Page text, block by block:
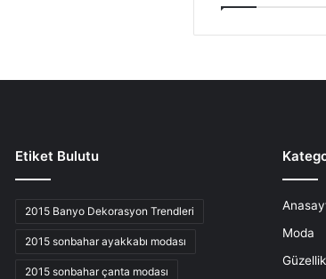
Etiket Bulutu
2015 Banyo Dekorasyon Trendleri
2015 sonbahar ayakkabı modası
2015 sonbahar çanta modası
Moda
Güzellik